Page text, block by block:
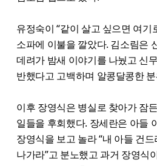
유정숙이 “같이 살고 싶으면 여기
소파에 이불을 깔았다. 김소림은
데려가 밤새 이야기를 나눴고 신
반했다고 고백하며 알콩달콩한
이후 장영식은 병실로 찾아가 잠
일들을 후회했다. 장세란은 아들
장영식을 보고 놀라 “내 아들 건
나가라”고 분노했고 과거 장영식